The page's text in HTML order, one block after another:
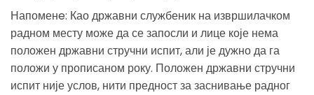
Напоменe: Као државни службеник на извршилачком
радном месту може да се запосли и лице које нема
положен државни стручни испит, али је дужно да га
положи у прописаном року. Положен државни стручни
испит није услов, нити предност за заснивање радног